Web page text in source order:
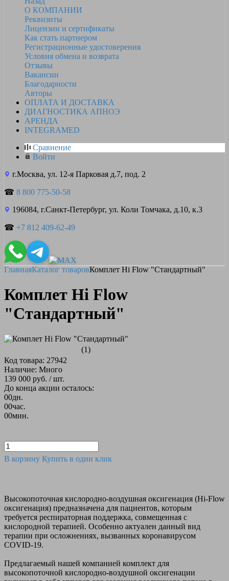
О КОМПАНИИ
Реквизиты
Лицензии и сертификаты
Как стать партнером
Регистрационные удостоверения
Условия обмена и возврата
Отзывы
Вакансии
Благодарности
Авторы
ОПЛАТА И ДОСТАВКА
ДИАГНОСТИКА АПНОЭ
АРЕНДА
INTEGRAMED
Сравнение
Войти
г.Москва, ул. 12-я Парковая д.7, под. 2
☎ 8 800 775-50-58
196084, г.Санкт-Петербург, ул. Коли Томчака, д.10, к.3
☎ +7 812 409-62-49
ГлавнаяКаталог товаровКомплет Hi Flow "Стандартный"
Комплет Hi Flow
"Стандартный"
(1)
Код товара: 27942
Наличие: Много
139 000 руб. / шт.
До конца акции осталось:
00дн.
00час.
00мин.
В корзину Купить в один клик
Высокопоточная кислородно-воздушная оксигенация (Hi-Flow
оксигенация) предназначена для пациентов, которым
требуется респираторная поддержка, совмещенная с
кислородной терапией. Особенно актуален данный вид
терапии при осложнениях, вызванных коронавирусом
COVID-19.
Предлагаемый нашей компанией комплект для
высокопоточной кислородно-воздушной оксигенации